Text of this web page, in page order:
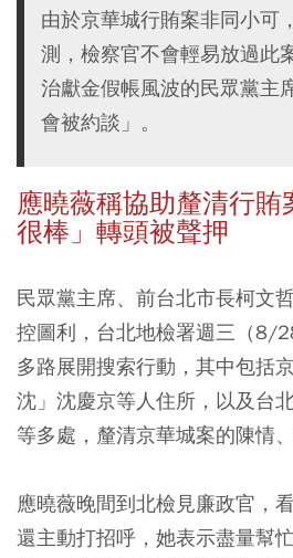
由於京華城行賄案非同小可
測，檢察官不會輕易放過此
治獻金假帳風波的民眾黨主
會被約談」。
應曉薇稱協助釐清行
很棒」轉頭被聲押
民眾黨主席、前台北市長柯文
控圖利，台北地檢署週三（8/
多路展開搜索行動，其中包括
沈」沈慶京等人住所，以及台
等多處，釐清京華城案的陳情、
應曉薇晚間到北檢見廉政官，
還主動打招呼，她表示盡量幫